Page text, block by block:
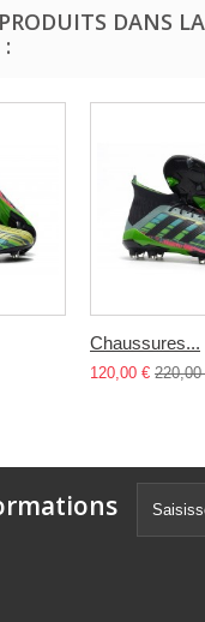
DANS
Chaussures...
120,00 € 220,00